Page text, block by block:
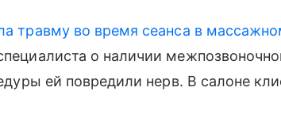
травму во время сеанса в
о наличии
ей повредили нерв. В салоне